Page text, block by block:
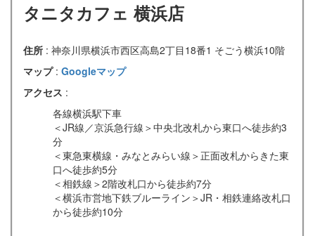
タニタカフェ 横浜店
住所 : 神奈川県横浜市西区高島2丁目18番1 そごう横浜10階
マップ : Googleマップ
アクセス :
各線横浜駅下車
＜JR線／京浜急行線＞中央北改札から東口へ徒歩約3
分
＜東急東横線・みなとみらい線＞正面改札からきた東
口へ徒歩約5分
＜相鉄線＞2階改札口から徒歩約7分
＜横浜市営地下鉄ブルーライン＞JR・相鉄連絡改札口
から徒歩約10分